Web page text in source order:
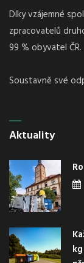
Díky vzájemné
zpracovatelů
99 % obyvatel ČR.
Soustavně své
Aktuality